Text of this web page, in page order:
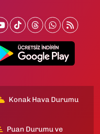
Konak Hava Durumu
Puan Durumu ve